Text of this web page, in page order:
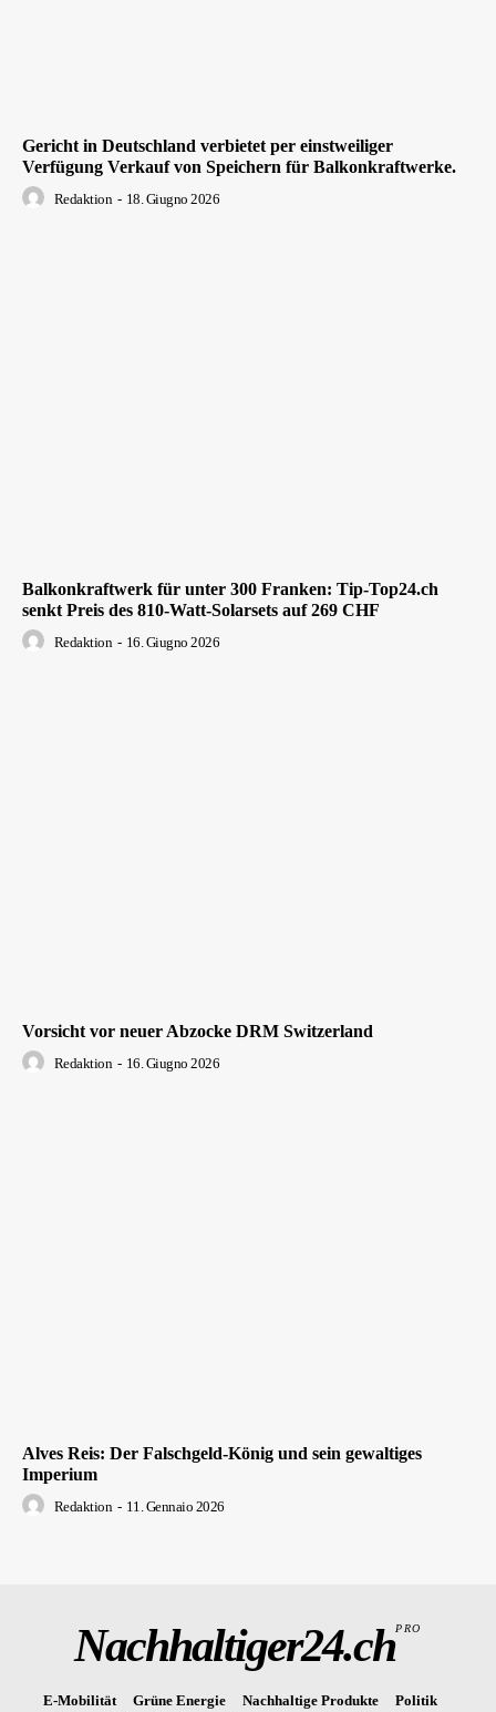
Gericht in Deutschland verbietet per einstweiliger
Verfügung Verkauf von Speichern für Balkonkraftwerke.
Redaktion - 18. Giugno 2026
Balkonkraftwerk für unter 300 Franken: Tip-Top24.ch
senkt Preis des 810-Watt-Solarsets auf 269 CHF
Redaktion - 16. Giugno 2026
Vorsicht vor neuer Abzocke DRM Switzerland
Redaktion - 16. Giugno 2026
Alves Reis: Der Falschgeld-König und sein gewaltiges
Imperium
Redaktion - 11. Gennaio 2026
Nachhaltiger24.chPRO
E-Mobilität Grüne Energie Nachhaltige Produkte
Politik